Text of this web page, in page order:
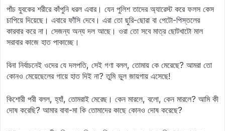
পাঁচ যুবকের শরীরে কাঁপুনি ধরল এবার। যেন পুলিশ তাদের অ্যারেস্ট করে ফলস কেস
চাপিয়ে দিয়েছে। এবারে ফাঁসি দেবে। এরা তো ছুরি-ছোরা বা পেটো-পিস্তলের
কারবার করে না। সেজন্য অন্য দল আছে। ওরা তো সবে মাত্র ছোটখাটো মাল
সরাবার কাজে হাত পাকাচ্ছে।
বিনা নির্বাচনেই ওদের যে দলপতি, সেই গণা বলল, তোমায় কে মেরেছে? আমরা তো
কোনও মেয়েছেলের গায়ে হাত দিই না? তুমি ভুল জায়গায় এসেছে!
কিশোরী পরী বলল, হ্যাঁ, তোমরাই মেরেছ। কেন মারলে, বলো, কেন মারলে? আমি কী
দোষ করেছি? আমার বাবা-মা কি তোমাদের কাছে কোনও দোষ করেছে?